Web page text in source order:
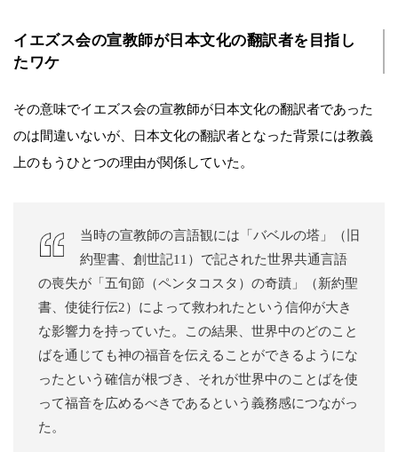
イエズス会の宣教師が日本文化の翻訳者を目指し
たワケ
その意味でイエズス会の宣教師が日本文化の翻訳者であった
のは間違いないが、日本文化の翻訳者となった背景には教義
上のもうひとつの理由が関係していた。
当時の宣教師の言語観には「バベルの塔」（旧
約聖書、創世記11）で記された世界共通言語
の喪失が「五旬節（ペンタコスタ）の奇蹟」（新約聖
書、使徒行伝2）によって救われたという信仰が大き
な影響力を持っていた。この結果、世界中のどのこと
ばを通じても神の福音を伝えることができるようにな
ったという確信が根づき、それが世界中のことばを使
って福音を広めるべきであるという義務感につながっ
た。